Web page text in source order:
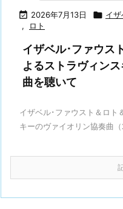
 2026年7月13日  イザ
,
ロト
イザベル･ファウス
よるストラヴィン
曲を聴いて
イザベル･ファウスト＆ロト
キーのヴァイオリン協奏曲